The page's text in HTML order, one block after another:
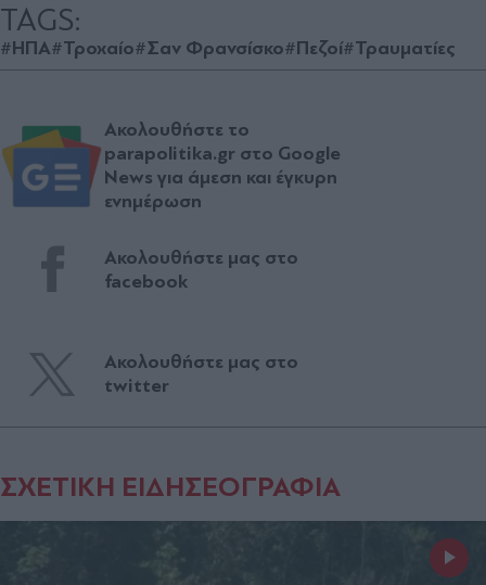
TAGS:
#ΗΠΑ#Τροχαίο#Σαν Φρανσίσκο#Πεζοί#Τραυματίες
Ακολουθήστε το
parapolitika.gr στο Google
News για άμεση και έγκυρη
ενημέρωση
Ακολουθήστε μας στο
facebook
Ακολουθήστε μας στο
twitter
ΣΧΕΤΙΚΗ ΕΙΔΗΣΕΟΓΡΑΦΙΑ